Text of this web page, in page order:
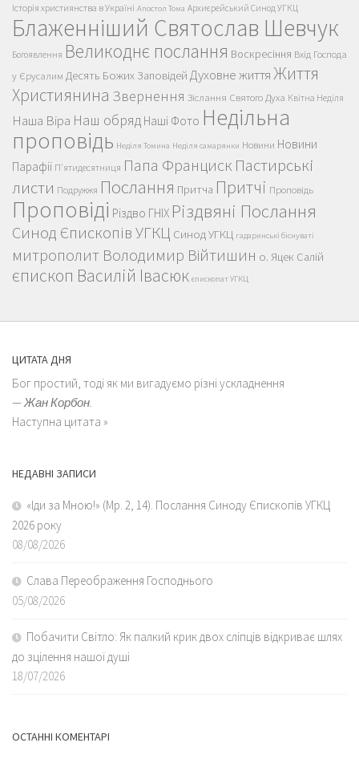
Історія християнства в Україні Апостол Тома Архиєрейський Синод УГКЦ
Блаженніший Святослав Шевчук
Богоявлення Великоднє послання Воскресіння Вхід Господа
у Єрусалим Десять Божих Заповідей Духовне життяЖиття
Християнина Звернення Зіслання Святого Духа Квітна Неділя
Наша Віра Наш обряд Наші Фото Недільна
проповідь Неділя Томина Неділя самарянки Новини Новини
Парафії П'ятидесятниця Папа Франциск Пастирські
листи Подружжя Послання Притча Притчі Проповідь
Проповіді Різдво ГНІХ Різдвяні Послання
Синод Єпископів УГКЦ Синод УГКЦ гадаринські біснуваті
митрополит Володимир Війтишин о. Яцек Салій
єпископ Василій Івасюк єпископат УГКЦ
ЦИТАТА ДНЯ
Бог простий, тоді як ми вигадуємо різні ускладнення
—Жан Корбон.
Наступна цитата »
НЕДАВНІ ЗАПИСИ
«Іди за Мною!» (Мр. 2, 14). Послання Синоду Єпископів УГКЦ
2026 року
08/08/2026
Слава Переображення Господнього
05/08/2026
Побачити Світло: Як палкий крик двох сліпців відкриває шлях
до зцілення нашої душі
18/07/2026
ОСТАННІ КОМЕНТАРІ